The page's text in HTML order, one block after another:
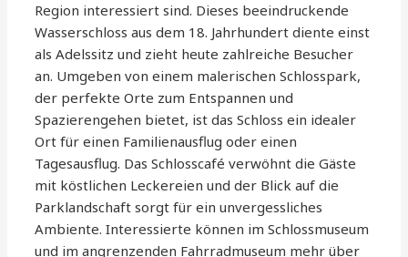
Region interessiert sind. Dieses beeindruckende
Wasserschloss aus dem 18. Jahrhundert diente einst
als Adelssitz und zieht heute zahlreiche Besucher
an. Umgeben von einem malerischen Schlosspark,
der perfekte Orte zum Entspannen und
Spazierengehen bietet, ist das Schloss ein idealer
Ort für einen Familienausflug oder einen
Tagesausflug. Das Schlosscafé verwöhnt die Gäste
mit köstlichen Leckereien und der Blick auf die
Parklandschaft sorgt für ein unvergessliches
Ambiente. Interessierte können im Schlossmuseum
und im angrenzenden Fahrradmuseum mehr über